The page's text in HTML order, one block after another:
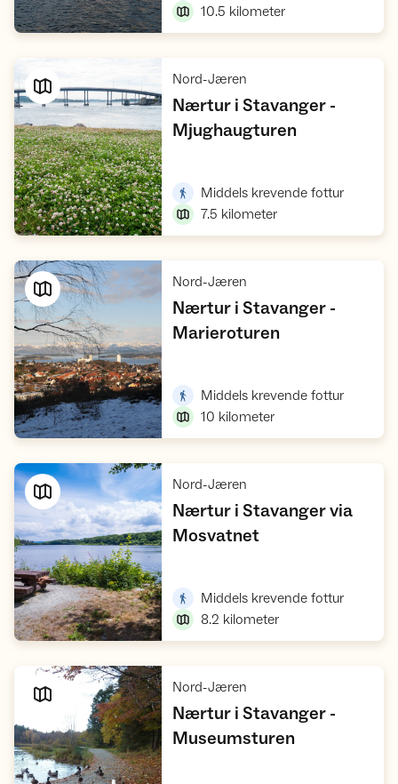
10.5 kilometer
Nord-Jæren
Nærtur i Stavanger -
Mjughaugturen,
Middels krevende fottur,
7.5 kilometer
Nord-Jæren
Nærtur i Stavanger -
Marieroturen,
Middels krevende fottur,
10 kilometer
Nord-Jæren
Nærtur i Stavanger via
Mosvatnet
Middels krevende fottur,
8.2 kilometer
Nord-Jæren
Nærtur i Stavanger -
Museumsturen,